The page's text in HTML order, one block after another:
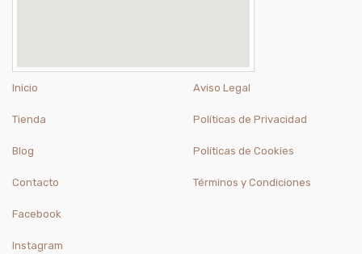
Inicio
Tienda
Blog
Contacto
Aviso Legal
Políticas de Privacidad
Políticas de Cookies
Términos y Condiciones
Facebook
Instagram